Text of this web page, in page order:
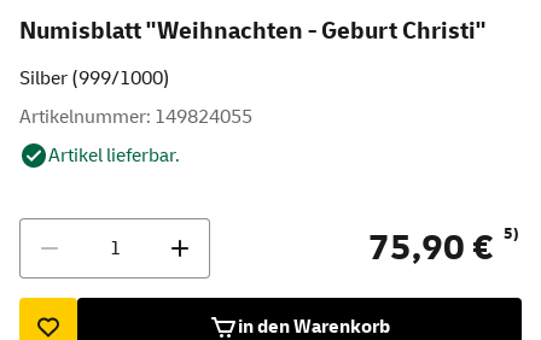
Numisblatt "Weihnachten - Geburt Christi"
Silber (999/1000)
Artikelnummer: 149824055
Artikel lieferbar.
75,90 € 5)
in den Warenkorb